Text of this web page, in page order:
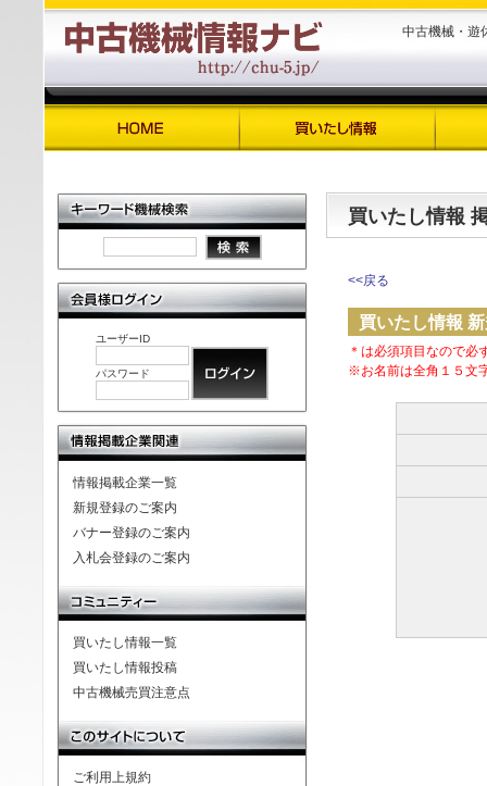
中古機械・遊
買いたし情報
<<戻る
買いたし情報
＊は必須項目なので必
※お名前は全角１５文
ユーザーID
パスワード
情報掲載企業一覧
新規登録のご案内
バナー登録のご案内
入札会登録のご案内
買いたし情報一覧
買いたし情報投稿
中古機械売買注意点
ご利用上規約